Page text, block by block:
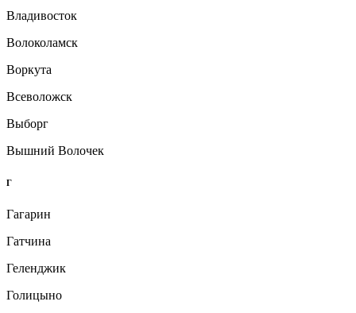
Владивосток
Волоколамск
Воркута
Всеволожск
Выборг
Вышний Волочек
Г
Гагарин
Гатчина
Геленджик
Голицыно